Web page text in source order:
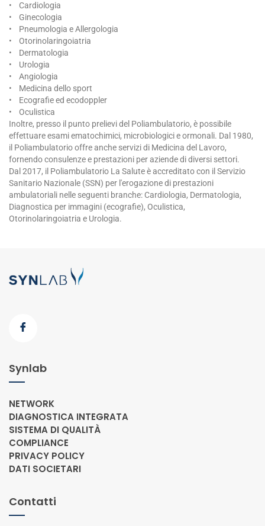
• Cardiologia
• Ginecologia
• Pneumologia e Allergologia
• Otorinolaringoiatria
• Dermatologia
• Urologia
• Angiologia
• Medicina dello sport
• Ecografie ed ecodoppler
• Oculistica
Inoltre, presso il punto prelievi del Poliambulatorio, è possibile
effettuare esami ematochimici, microbiologici e ormonali. Dal 1980,
il Poliambulatorio offre anche servizi di Medicina del Lavoro,
fornendo consulenze e prestazioni per aziende di diversi settori.
Dal 2017, il Poliambulatorio La Salute è accreditato con il Servizio
Sanitario Nazionale (SSN) per l'erogazione di prestazioni
ambulatoriali nelle seguenti branche: Cardiologia, Dermatologia,
Diagnostica per immagini (ecografie), Oculistica,
Otorinolaringoiatria e Urologia.
Synlab
NETWORK
DIAGNOSTICA INTEGRATA
SISTEMA DI QUALITÀ
COMPLIANCE
PRIVACY POLICY
DATI SOCIETARI
Contatti